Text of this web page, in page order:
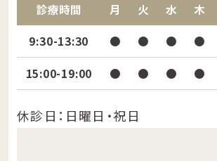
診療時間 月 火 水 木
9:30-13:30 ● ● ● ●
15:00-19:00 ● ● ● ●
休診日：日曜日・祝日